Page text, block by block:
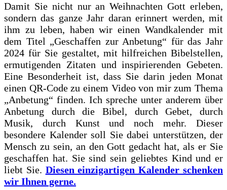
Damit Sie nicht nur an Weihnachten Gott erleben,
sondern das ganze Jahr daran erinnert werden, mit
ihm zu leben, haben wir einen Wandkalender mit
dem Titel „Geschaffen zur Anbetung“ für das Jahr
2024 für Sie gestaltet, mit hilfreichen Bibelstellen,
ermutigenden Zitaten und inspirierenden Gebeten.
Eine Besonderheit ist, dass Sie darin jeden Monat
einen QR-Code zu einem Video von mir zum Thema
„Anbetung“ finden. Ich spreche unter anderem über
Anbetung durch die Bibel, durch Gebet, durch
Musik, durch Kunst und noch mehr. Dieser
besondere Kalender soll Sie dabei unterstützen, der
Mensch zu sein, an den Gott gedacht hat, als er Sie
geschaffen hat. Sie sind sein geliebtes Kind und er
liebt Sie. Diesen einzigartigen Kalender schenken
wir Ihnen gerne.